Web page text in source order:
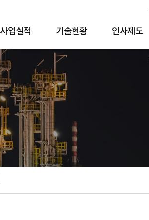
사업실적 기술현황 인사제도